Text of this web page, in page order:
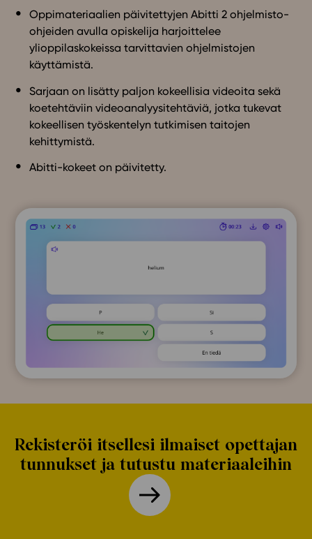
Oppimateriaalien päivitettyjen Abitti 2 ohjelmisto-
ohjeiden avulla opiskelija harjoittelee
ylioppilaskokeissa tarvittavien ohjelmistojen
käyttämistä.
Sarjaan on lisätty paljon kokeellisia videoita sekä
koetehtäviin videoanalyysitehtäviä, jotka tukevat
kokeellisen työskentelyn tutkimisen taitojen
kehittymistä.
Abitti-kokeet on päivitetty.
Rekisteröi itsellesi ilmaiset opettajan
tunnukset ja tutustu materiaaleihin